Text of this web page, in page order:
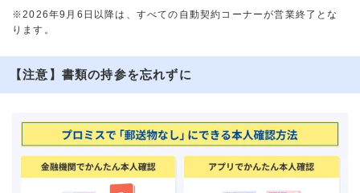
※2026年9月6日以降は、すべての自動契約コーナーが営業終了とな
ります。
【注意】書類の持参を忘れずに